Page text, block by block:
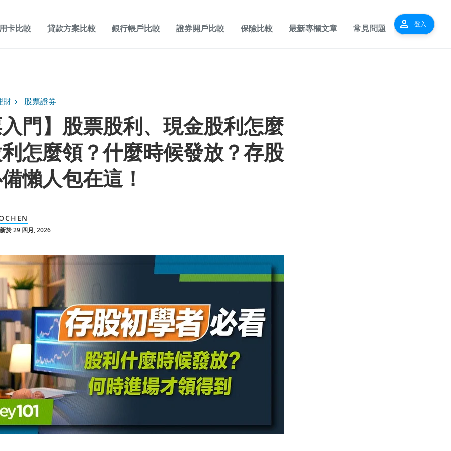
卡比較 貸款方案比較 銀行帳戶比較 證券開戶比較 保險比較 最新專欄文章 常見問題 person 登入
財 股票證券
門】股票股利、現金股利怎麼
怎麼領？什麼時候發放？存股
懶人包在這！
於 29 四月, 2026